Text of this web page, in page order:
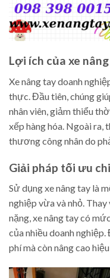
Lợi ích của xe
Xe nâng tay doanh
thực. Đầu tiên, chúng
nhân viên, giảm thiểu
xếp hàng hóa. Ngoài ra,
thương công nhân do
Giải pháp tối ưu
Sử dụng xe nâng tay là
nghiệp vừa và nhỏ.
nặng, xe nâng tay có
của nhiều doanh
phí mà còn nâng cao